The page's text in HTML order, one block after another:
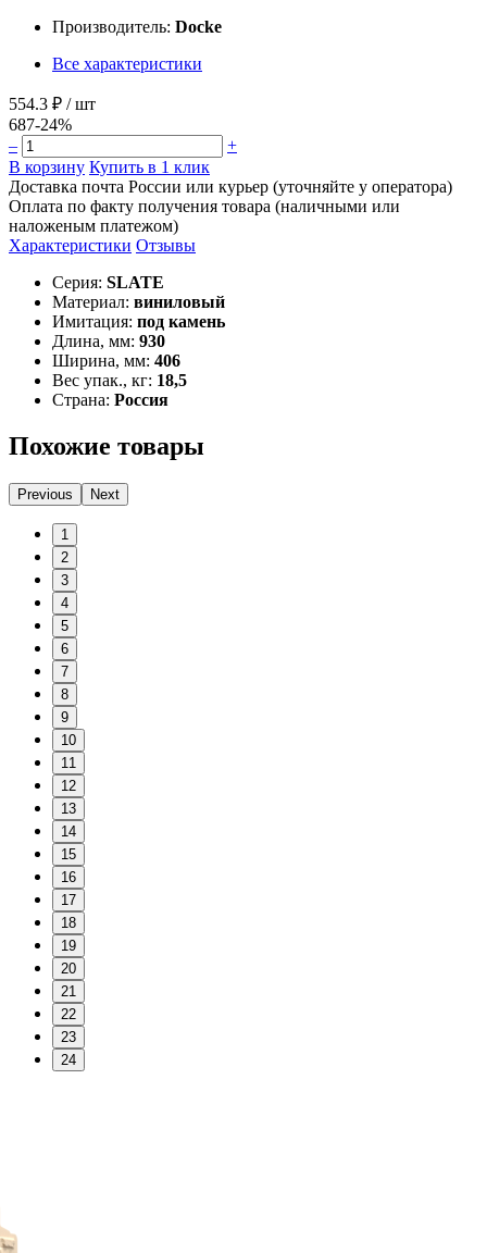
Производитель: Docke
Все характеристики
554.3 ₽ / шт
687-24%
–
+
В корзину Купить в 1 клик
Доставка почта России или курьер (уточняйте у оператора)
Оплата по факту получения товара (наличными или
наложеным платежом)
Характеристики Отзывы
Серия: SLATE
Материал: виниловый
Имитация: под камень
Длина, мм: 930
Ширина, мм: 406
Вес упак., кг: 18,5
Страна: Россия
Похожие товары
Previous Next
1
2
3
4
5
6
7
8
9
10
11
12
13
14
15
16
17
18
19
20
21
22
23
24